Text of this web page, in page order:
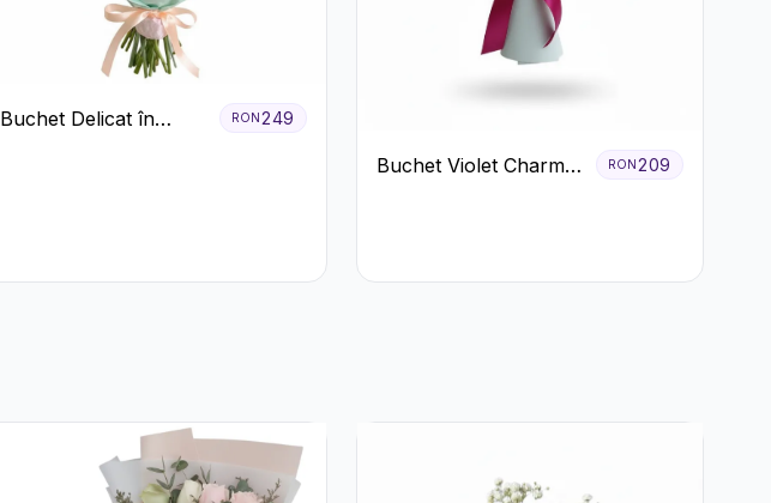
Buchet Delicat în
RON 249
Buchet Violet Charm
RON209